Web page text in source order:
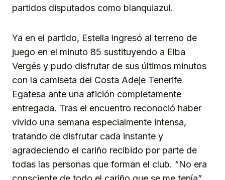
partidos disputados como blanquiazul.
Ya en el partido, Estella ingresó al terreno de
juego en el minuto 85 sustituyendo a Elba
Vergés y pudo disfrutar de sus últimos minutos
con la camiseta del Costa Adeje Tenerife
Egatesa ante una afición completamente
entregada. Tras el encuentro reconoció haber
vivido una semana especialmente intensa,
tratando de disfrutar cada instante y
agradeciendo el cariño recibido por parte de
todas las personas que forman el club. “No era